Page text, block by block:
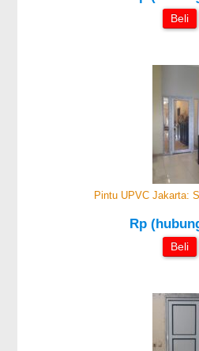
Beli
Pintu UPVC Jakarta:
Rp
Beli